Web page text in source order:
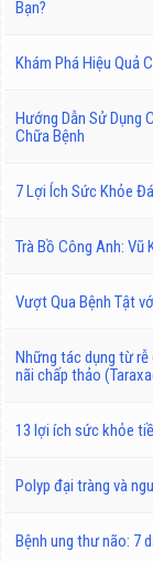
Bạn?
Khám Phá Hiệu Quả
Hướng Dẫn Sử Dụng
Chữa Bệnh
7 Lợi Ích Sức Khỏe
Trà Bồ Công Anh: Vũ
Vượt Qua Bệnh Tật
Những tác dụng từ
nãi chấp thảo
13 lợi ích sức khỏe
Polyp đại tràng và
Bệnh ung thư não: 7